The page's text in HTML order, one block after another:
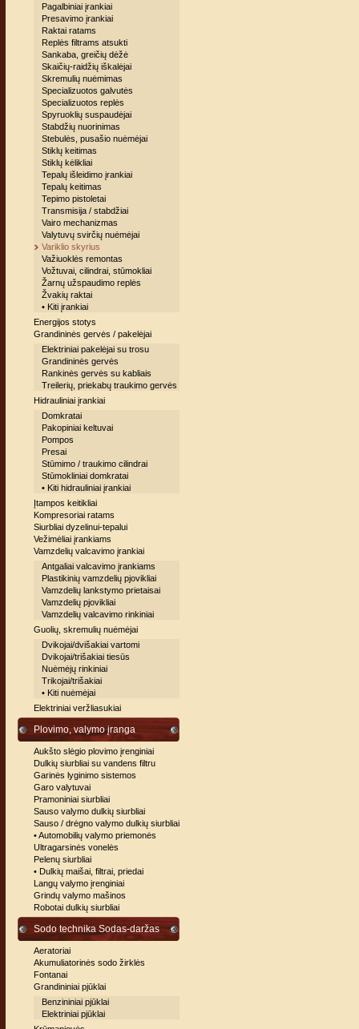
Pagalbiniai įrankiai
Presavimo įrankiai
Raktai ratams
Replės filtrams atsukti
Sankaba, greičių dėžė
Skaičių-raidžių iškalėjai
Skremulių nuėmimas
Specializuotos galvutės
Specializuotos replės
Spyruoklių suspaudėjai
Stabdžių nuorinimas
Stebulės, pusašio nuėmėjai
Stiklų keitimas
Stiklų kėlikliai
Tepalų išleidimo įrankiai
Tepalų keitimas
Tepimo pistoletai
Transmisija / stabdžiai
Vairo mechanizmas
Valytuvų svirčių nuėmėjai
Variklio skyrius
Važiuoklės remontas
Vožtuvai, cilindrai, stūmokliai
Žarnų užspaudimo replės
Žvakių raktai
• Kiti įrankiai
Energijos stotys
Grandininės gervės / pakelėjai
Elektriniai pakelėjai su trosu
Grandininės gervės
Rankinės gervės su kabliais
Treilerių, priekabų traukimo gervės
Hidrauliniai įrankiai
Domkratai
Pakopiniai keltuvai
Pompos
Presai
Stūmimo / traukimo cilindrai
Stūmokliniai domkratai
• Kiti hidrauliniai įrankiai
Įtampos keitikliai
Kompresoriai ratams
Siurbliai dyzelinui-tepalui
Vežimėliai įrankiams
Vamzdelių valcavimo įrankiai
Antgaliai valcavimo įrankiams
Plastikinių vamzdelių pjovikliai
Vamzdelių lankstymo prietaisai
Vamzdelių pjovikliai
Vamzdelių valcavimo rinkiniai
Guolių, skremulių nuėmėjai
Dvikojai/dvišakiai vartomi
Dvikojai/trišakiai tiesūs
Nuėmėjų rinkiniai
Trikojai/trišakiai
• Kiti nuėmėjai
Elektriniai veržliasukiai
Plovimo, valymo įranga
Aukšto slėgio plovimo įrenginiai
Dulkių siurbliai su vandens filtru
Garinės lyginimo sistemos
Garo valytuvai
Pramoniniai siurbliai
Sauso valymo dulkių siurbliai
Sauso / drėgno valymo dulkių siurbliai
• Automobilių valymo priemonės
Ultragarsinės vonelės
Pelenų siurbliai
• Dulkių maišai, filtrai, priedai
Langų valymo įrenginiai
Grindų valymo mašinos
Robotai dulkių siurbliai
Sodo technika Sodas-daržas
Aeratoriai
Akumuliatorinės sodo žirklės
Fontanai
Grandininiai pjūklai
Benzininiai pjūklai
Elektriniai pjūklai